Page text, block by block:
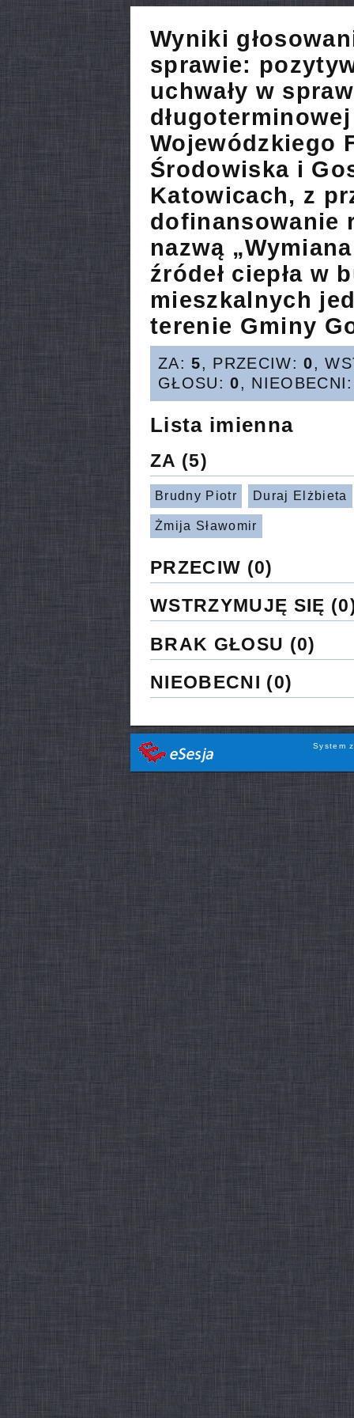
Wyniki
sprawie:
uchwały w
Wojewódzkiego
Środowiska i
Katowicach, z
dofinansowanie
nazwą
źródeł ciepła w
mieszkalnych
terenie Gminy
ZA:5, PRZECIW:0,
GŁOSU:0,
Lista imienna
ZA (5)
Brudny Piotr Duraj Elżbieta
Żmija Sławomir
PRZECIW (0)
WSTRZYMUJĘ SIĘ
BRAK GŁOSU (0)
NIEOBECNI (0)
System